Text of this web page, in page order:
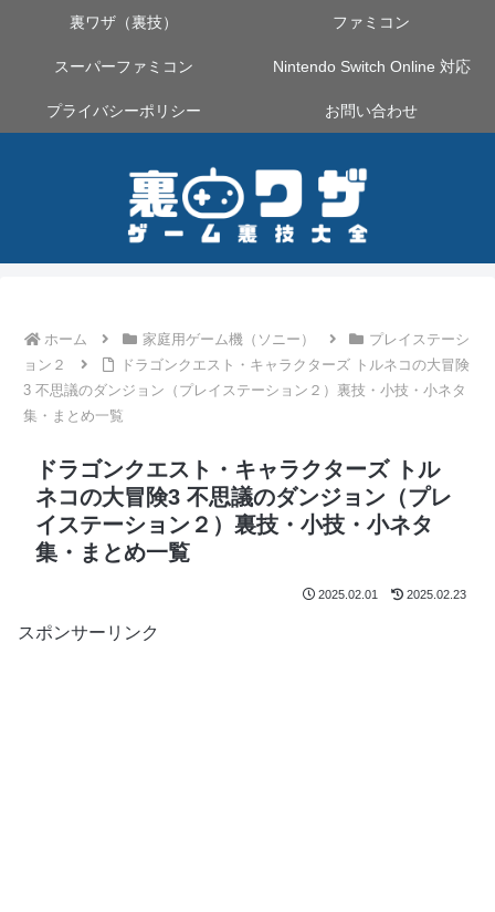
裏ワザ（裏技） ファミコン
スーパーファミコン Nintendo Switch Online 対応
プライバシーポリシー お問い合わせ
ホーム 家庭用ゲーム機（ソニー）
プレイステーシ
ョン２
ドラゴンクエスト・キャラクターズ トルネコの大冒険
3 不思議のダンジョン（プレイステーション２）裏技・小技・小ネタ
集・まとめ一覧
ドラゴンクエスト・キャラクターズ トル
ネコの大冒険3 不思議のダンジョン（プレ
イステーション２）裏技・小技・小ネタ
集・まとめ一覧
2025.02.01 2025.02.23
スポンサーリンク